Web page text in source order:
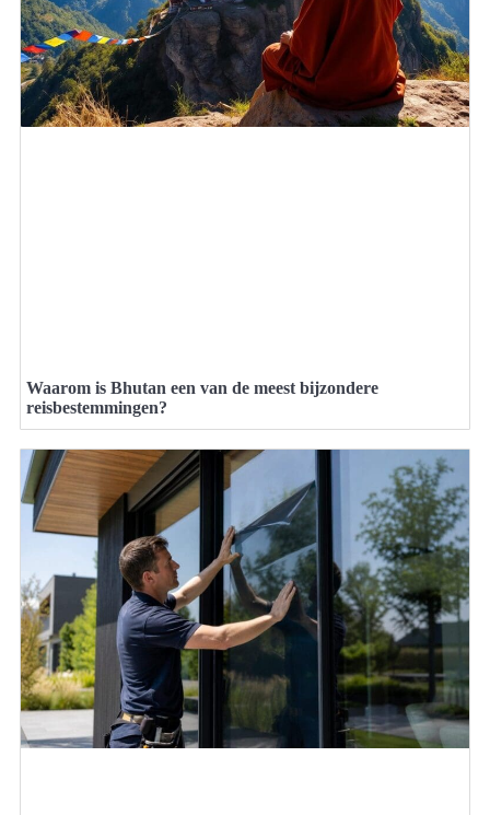
Waarom is Bhutan een van de meest bijzondere
reisbestemmingen?